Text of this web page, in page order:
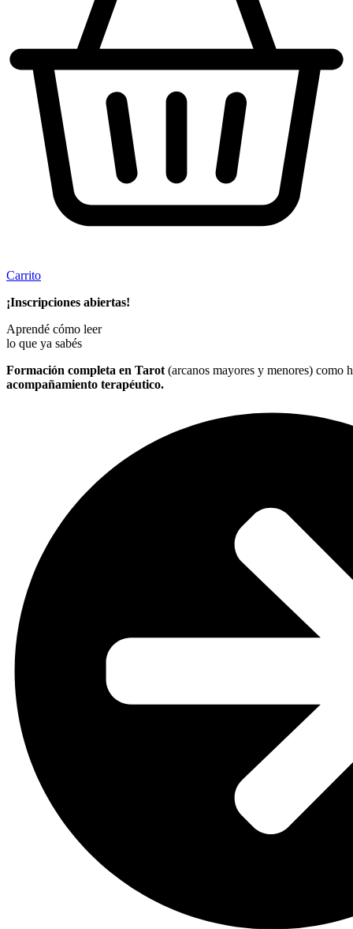
Carrito
¡Inscripciones abiertas!
Aprendé cómo leer
lo que ya sabés
Formación completa en Tarot (arcanos mayores y menores) como
acompañamiento terapéutico.